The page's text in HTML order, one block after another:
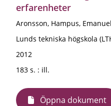
erfarenheter
Aronsson, Hampus,
Lunds tekniska högskola
2012
183 s. : ill.
Öppna dokument